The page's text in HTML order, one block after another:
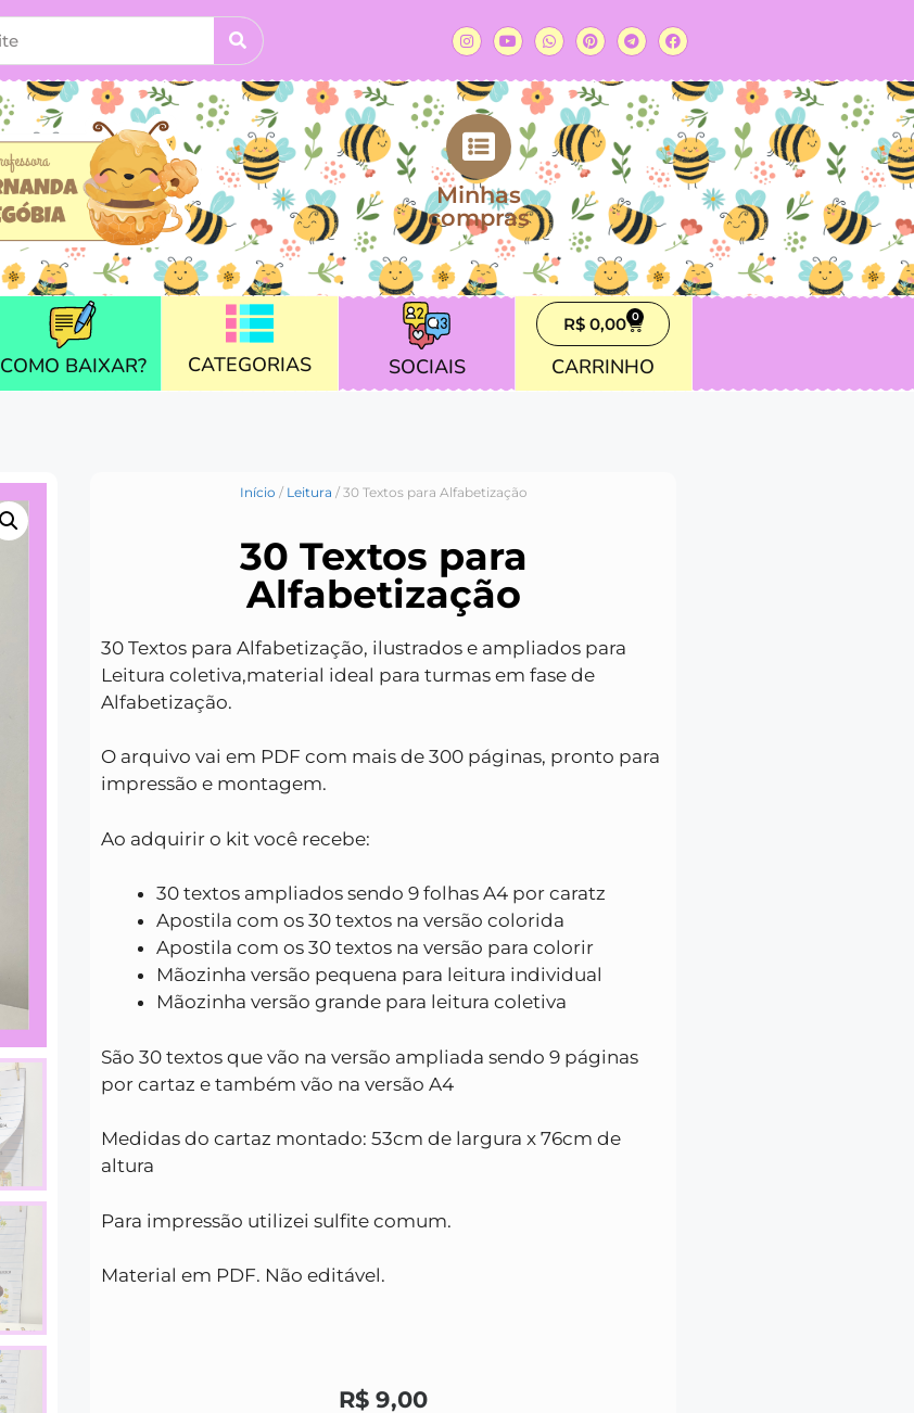
Minhas
compras
COMO BAIXAR? CATEGORIAS SOCIAIS
R$ 0,00 0
CARRINHO
Início / Leitura / 30 Textos para Alfabetização
30 Textos para
Alfabetização
30 Textos para Alfabetização, ilustrados e ampliados para
Leitura coletiva,material ideal para turmas em fase de
Alfabetização.
O arquivo vai em PDF com mais de 300 páginas, pronto para
impressão e montagem.
Ao adquirir o kit você recebe:
30 textos ampliados sendo 9 folhas A4 por caratz
Apostila com os 30 textos na versão colorida
Apostila com os 30 textos na versão para colorir
Mãozinha versão pequena para leitura individual
Mãozinha versão grande para leitura coletiva
São 30 textos que vão na versão ampliada sendo 9 páginas
por cartaz e também vão na versão A4
Medidas do cartaz montado: 53cm de largura x 76cm de
altura
Para impressão utilizei sulfite comum.
Material em PDF. Não editável.
R$ 9,00